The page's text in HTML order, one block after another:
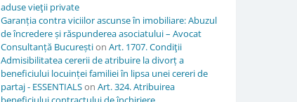
aduse vieţii private
Garanția contra viciilor ascunse în imobiliare: Abuzul
de încredere și răspunderea asociatului – Avocat
Consultanță Bucureștion Art. 1707. Condiţii
Admisibilitatea cererii de atribuire la divorț a
beneficiului locuinței familiei în lipsa unei cereri de
partaj - ESSENTIALSon Art. 324. Atribuirea